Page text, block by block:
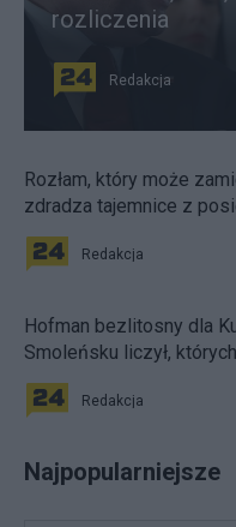
rozliczenia
Redakcja
Rozłam, który może
zdradza tajemnice z
Redakcja
Hofman bezlitosny dla
Smoleńsku liczył,
Redakcja
Najpopularniejsze